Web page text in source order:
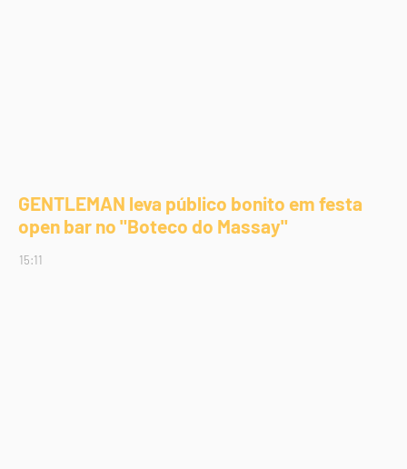
GENTLEMAN leva público bonito em festa
open bar no "Boteco do Massay"
15:11